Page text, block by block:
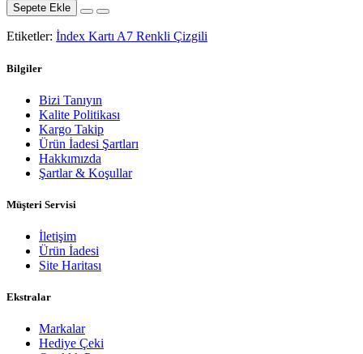
Sepete Ekle
Etiketler: İndex Kartı A7 Renkli Çizgili
Bilgiler
Bizi Tanıyın
Kalite Politikası
Kargo Takip
Ürün İadesi Şartları
Hakkımızda
Şartlar & Koşullar
Müşteri Servisi
İletişim
Ürün İadesi
Site Haritası
Ekstralar
Markalar
Hediye Çeki